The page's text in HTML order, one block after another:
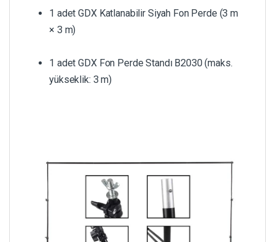
1 adet GDX Katlanabilir Siyah Fon Perde (3 m
× 3 m)
1 adet GDX Fon Perde Standı B2030 (maks.
yükseklik: 3 m)